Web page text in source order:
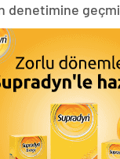
denetimine